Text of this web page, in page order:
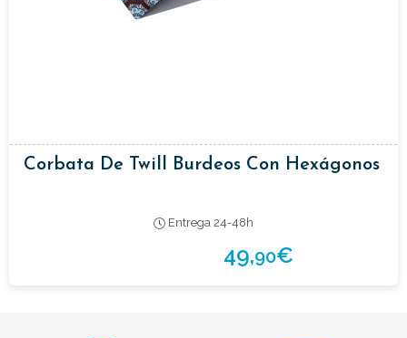
Corbata De Twill Burdeos Con Hexágonos
Entrega 24-48h
49,90€